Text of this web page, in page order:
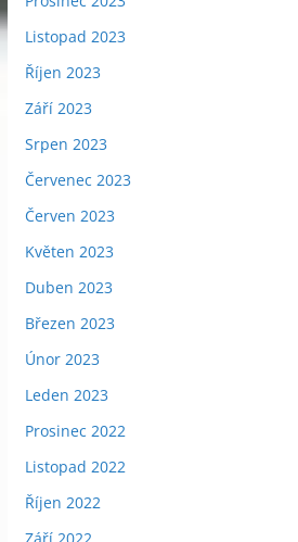
Listopad 2023
Říjen 2023
Září 2023
Srpen 2023
Červenec 2023
Červen 2023
Květen 2023
Duben 2023
Březen 2023
Únor 2023
Leden 2023
Prosinec 2022
Listopad 2022
Říjen 2022